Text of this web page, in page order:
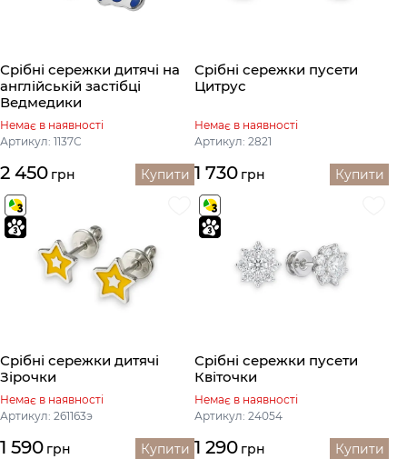
Срібні сережки дитячі на
англійській застібці
Ведмедики
Немає в наявності
Артикул: 1137С
2 450 грн Купити
Срібні сережки пусети
Цитрус
Немає в наявності
Артикул: 2821
1 730 грн Купити
Срібні сережки дитячі
Зірочки
Немає в наявності
Артикул: 261163э
1 590 грн Купити
Срібні сережки пусети
Квіточки
Немає в наявності
Артикул: 24054
1 290 грн
Купити